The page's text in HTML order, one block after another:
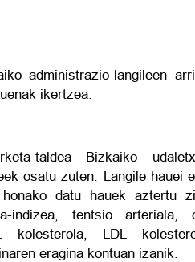
administrazio-langileen
ikertzea.
taldea Bizkaiko
osatu zuten. Langile hauei
datu hauek aztertu
indizea, tentsio arteriala,
kolesterola, LDL
eragina kontuan izanik.